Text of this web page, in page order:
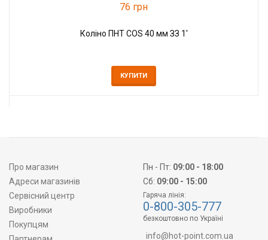
76 грн
Коліно ПНТ COS 40 мм ЗЗ 1'
КУПИТИ
Про магазин
Адреси магазинів
Сервісний центр
Виробники
Покупцям
Пн - Пт: 09:00 - 18:00
Сб: 09:00 - 15:00
Гаряча лінія:
0-800-305-777
безкоштовно по Україні
info@hot-point.com.ua